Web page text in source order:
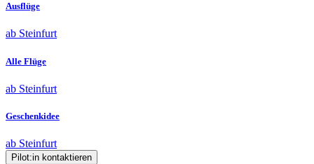
Ausflüge
ab Steinfurt
Alle Flüge
ab Steinfurt
Geschenkidee
ab Steinfurt
Pilot:in kontaktieren